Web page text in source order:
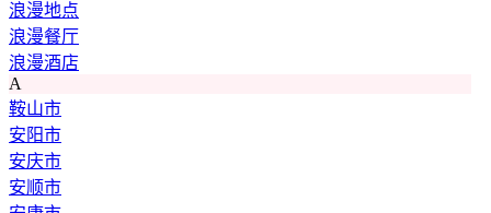
浪漫地点
浪漫餐厅
浪漫酒店
A
鞍山市
安阳市
安庆市
安顺市